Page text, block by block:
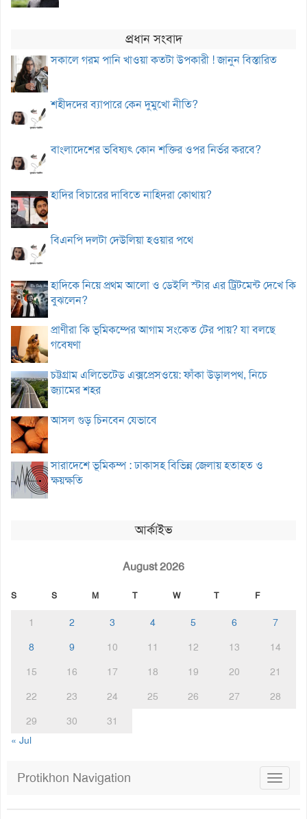
প্রধান সংবাদ
সকালে গরম পানি খাওয়া কতটা উপকারী ! জানুন বিস্তারিত
শহীদদের ব্যাপারে কেন দুমুখো নীতি?
বাংলাদেশের ভবিষ্যৎ কোন শক্তির ওপর নির্ভর করবে?
হাদির বিচারের দাবিতে নাহিদরা কোথায়?
বিএনপি দলটা দেউলিয়া হওয়ার পথে
হাদিকে নিয়ে প্রথম আলো ও ডেইলি স্টার এর ট্রিটমেন্ট দেখে কি
বুঝলেন?
প্রাণীরা কি ভূমিকম্পের আগাম সংকেত টের পায়? যা বলছে
গবেষণা
চট্টগ্রাম এলিভেটেড এক্সপ্রেসওয়ে: ফাঁকা উড়ালপথ, নিচে
জ্যামের শহর
আসল গুড় চিনবেন যেভাবে
সারাদেশে ভূমিকম্প : ঢাকাসহ বিভিন্ন জেলায় হতাহত ও
ক্ষয়ক্ষতি
আর্কাইভ
August 2026
S S M T W T F
1 2 3 4 5 6
7
8
9 10 11 12 13
14
15
16 17 18 19 20
21
22
23 24 25 26 27
28
29
30
31
« Jul
Toggle
Protikhon Navigation